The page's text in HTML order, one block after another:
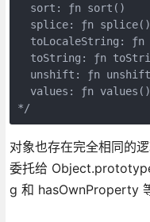
  sort: ƒn sort()
  splice: ƒn splice()
toLocaleString: ƒn
toString: ƒn
unshift: ƒn
  values: ƒn values()
对象也存在完全相同的
委托给
g 和 hasOwnProperty